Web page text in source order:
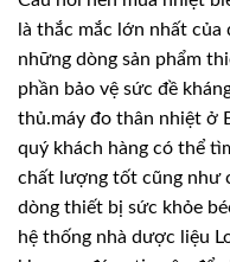
là thắc mắc lớn nhất của
những dòng sản phẩm
phần bảo vệ sức đề
thủ.máy đo thân nhiệt ở
quý khách hàng có thể
chất lượng tốt cũng như
dòng thiết bị sức khỏe
hệ thống nhà dược liệu